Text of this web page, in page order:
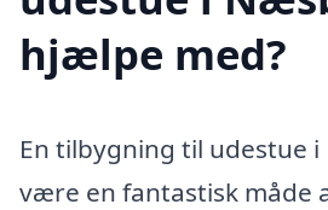
hjælpe med?
En tilbygning til udestue
være en fantastisk måde